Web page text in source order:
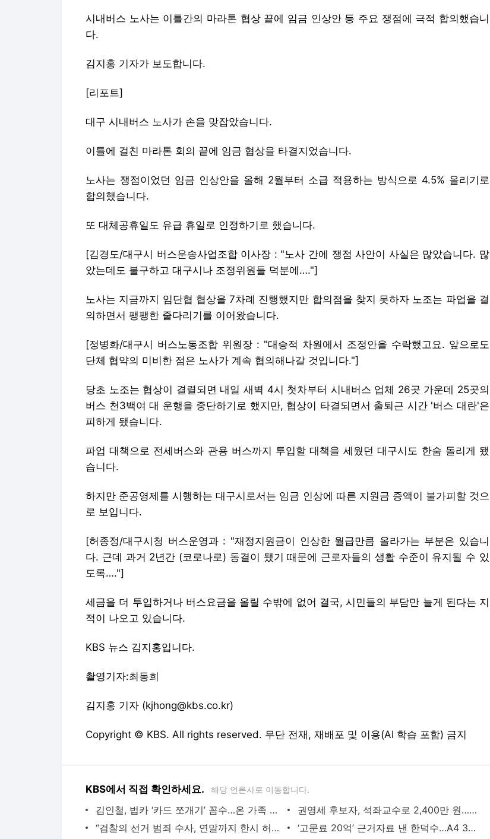
시내버스 노사는 이틀간의 마라톤 협상 끝에 임금 인상안 등 주요 쟁점에 극적 합의했습니
다.
김지홍 기자가 보도합니다.
[리포트]
대구 시내버스 노사가 손을 맞잡았습니다.
이틀에 걸친 마라톤 회의 끝에 임금 협상을 타결지었습니다.
노사는 쟁점이었던 임금 인상안을 올해 2월부터 소급 적용하는 방식으로 4.5% 올리기로
합의했습니다.
또 대체공휴일도 유급 휴일로 인정하기로 했습니다.
[김경도/대구시 버스운송사업조합 이사장 : "노사 간에 쟁점 사안이 사실은 많았습니다. 많
았는데도 불구하고 대구시나 조정위원들 덕분에…."]
노사는 지금까지 임단협 협상을 7차례 진행했지만 합의점을 찾지 못하자 노조는 파업을 결
의하면서 팽팽한 줄다리기를 이어왔습니다.
[정병화/대구시 버스노동조합 위원장 : "대승적 차원에서 조정안을 수락했고요. 앞으로도
단체 협약의 미비한 점은 노사가 계속 협의해나갈 것입니다."]
당초 노조는 협상이 결렬되면 내일 새벽 4시 첫차부터 시내버스 업체 26곳 가운데 25곳의
버스 천3백여 대 운행을 중단하기로 했지만, 협상이 타결되면서 출퇴근 시간 '버스 대란'은
피하게 됐습니다.
파업 대책으로 전세버스와 관용 버스까지 투입할 대책을 세웠던 대구시도 한숨 돌리게 됐
습니다.
하지만 준공영제를 시행하는 대구시로서는 임금 인상에 따른 지원금 증액이 불가피할 것으
로 보입니다.
[허종정/대구시청 버스운영과 : "재정지원금이 인상한 월급만큼 올라가는 부분은 있습니
다. 근데 과거 2년간 (코로나로) 동결이 됐기 때문에 근로자들의 생활 수준이 유지될 수 있
도록…."]
세금을 더 투입하거나 버스요금을 올릴 수밖에 없어 결국, 시민들의 부담만 늘게 된다는 지
적이 나오고 있습니다.
KBS 뉴스 김지홍입니다.
촬영기자:최동희
김지홍 기자 (kjhong@kbs.co.kr)
Copyright © KBS. All rights reserved. 무단 전재, 재배포 및 이용(AI 학습 포함) 금지
KBS에서 직접 확인하세요. 해당 언론사로 이동합니다.
김인철, 법카 ‘카드 쪼개기’ 꼼수…온 가족 풀브라이트 장학금
권영세 후보자, 석좌교수로 2,400만 원…강의·연구 제출 내역 없어
“검찰의 선거 범죄 수사, 연말까지 한시 허용”
‘고문료 20억’ 근거자료 낸 한덕수…A4 3장엔 어떤 내용이?